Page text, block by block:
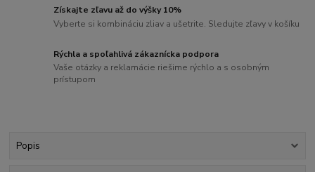
Získajte zľavu až do výšky 10%
Vyberte si kombináciu zliav a ušetrite. Sledujte zľavy v košíku
Rýchla a spoľahlivá zákaznícka podpora
Vaše otázky a reklamácie riešime rýchlo a s osobným
prístupom
Popis